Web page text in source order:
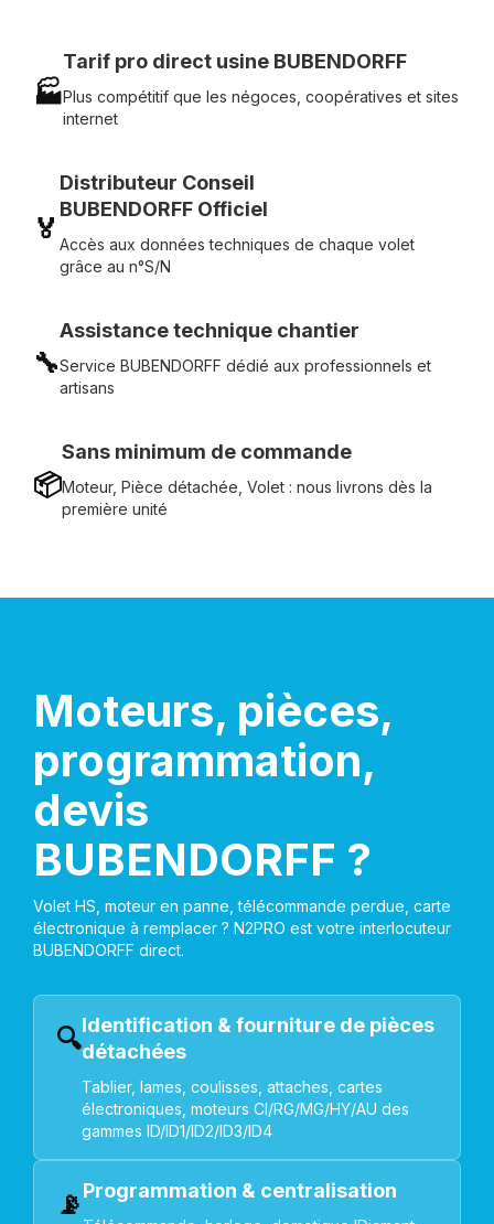
🏭
Tarif pro direct usine BUBENDORFF
Plus compétitif que les négoces, coopératives et sites
internet
🏅
Distributeur Conseil
BUBENDORFF Officiel
Accès aux données techniques de chaque volet
grâce au n°S/N
🔧
Assistance technique chantier
Service BUBENDORFF dédié aux professionnels et
artisans
📦
Sans minimum de commande
Moteur, Pièce détachée, Volet : nous livrons dès la
première unité
Moteurs, pièces,
programmation,
devis
BUBENDORFF ?
Volet HS, moteur en panne, télécommande perdue, carte
électronique à remplacer ? N2PRO est votre interlocuteur
BUBENDORFF direct.
🔍Identification & fourniture de pièces
détachées
Tablier, lames, coulisses, attaches, cartes
électroniques, moteurs CI/RG/MG/HY/AU des
gammes ID/ID1/ID2/ID3/ID4
📡Programmation & centralisation